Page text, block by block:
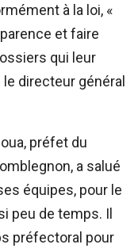
à la loi, «
et faire
qui leur
directeur général
préfet du
a salué
équipes, pour le
peu de temps. Il
préfectoral pour